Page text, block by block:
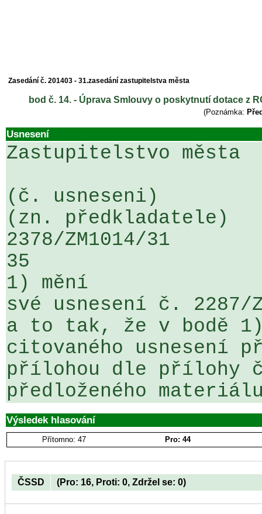
Zasedání č. 201403 - 31.zasedání zastupitelstva města
bod č. 14. - Úprava Smlouvy o poskytnutí dotace z
(Poznámka:
Usnesení
Zastupitelstvo města
(č. usneseni)
(zn. předkladatele)
2378/ZM1014/31
35
1) mění
své usnesení č. 2287/
a to tak, že v bodě
citovaného usnesení
přílohou dle přílohy
předloženého
Výsledek hlasování
Přítomno: 47 Pro: 44
ČSSD (Pro: 16, Proti: 0, Zdržel se: 0)